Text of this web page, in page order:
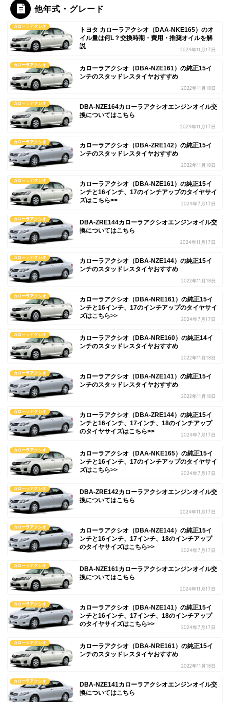
他年式・グレード
カローラアクシオ
トヨタ カローラアクシオ（DAA-NKE165）のオ
イル量は何L？交換時期・費用・推奨オイルを解
説
2024年11月17日
カローラアクシオ
カローラアクシオ（DBA-NZE161）の純正15イ
ンチのスタッドレスタイヤおすすめ
2022年11月18日
カローラアクシオ
DBA-NZE164カローラアクシオエンジンオイル交
換についてはこちら
2024年11月17日
カローラアクシオ
カローラアクシオ（DBA-ZRE142）の純正15イ
ンチのスタッドレスタイヤおすすめ
2022年11月18日
カローラアクシオ
カローラアクシオ（DBA-NZE161）の純正15イ
ンチと16インチ、17のインチアップのタイヤサイ
ズはこちら>>
2024年7月17日
カローラアクシオ
DBA-ZRE144カローラアクシオエンジンオイル交
換についてはこちら
2024年11月17日
カローラアクシオ
カローラアクシオ（DBA-NZE144）の純正15イ
ンチのスタッドレスタイヤおすすめ
2022年11月18日
カローラアクシオ
カローラアクシオ（DBA-NRE161）の純正15イ
ンチと16インチ、17のインチアップのタイヤサイ
ズはこちら>>
2024年7月17日
カローラアクシオ
カローラアクシオ（DBA-NRE160）の純正14イ
ンチのスタッドレスタイヤおすすめ
2022年11月18日
カローラアクシオ
カローラアクシオ（DBA-NZE141）の純正15イ
ンチのスタッドレスタイヤおすすめ
2022年11月18日
カローラアクシオ
カローラアクシオ（DBA-ZRE144）の純正15イ
ンチと16インチ、17インチ、18のインチアップ
のタイヤサイズはこちら>>
2024年7月17日
カローラアクシオ
カローラアクシオ（DAA-NKE165）の純正15イ
ンチと16インチ、17のインチアップのタイヤサイ
ズはこちら>>
2024年7月17日
カローラアクシオ
DBA-ZRE142カローラアクシオエンジンオイル交
換についてはこちら
2024年11月17日
カローラアクシオ
カローラアクシオ（DBA-NZE144）の純正15イ
ンチと16インチ、17インチ、18のインチアップ
のタイヤサイズはこちら>>
2024年7月17日
カローラアクシオ
DBA-NZE161カローラアクシオエンジンオイル交
換についてはこちら
2024年11月17日
カローラアクシオ
カローラアクシオ（DBA-NZE141）の純正15イ
ンチと16インチ、17インチ、18のインチアップ
のタイヤサイズはこちら>>
2024年7月17日
カローラアクシオ
カローラアクシオ（DBA-NRE161）の純正15イ
ンチのスタッドレスタイヤおすすめ
2022年11月18日
カローラアクシオ
DBA-NZE141カローラアクシオエンジンオイル交
換についてはこちら